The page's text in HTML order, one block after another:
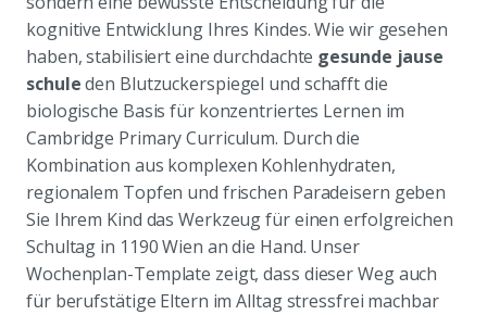
kognitive Entwicklung Ihres Kindes. Wie wir gesehen
haben, stabilisiert eine durchdachte gesunde jause
schuleden Blutzuckerspiegel und schafft die
biologische Basis für konzentriertes Lernen im
Cambridge Primary Curriculum. Durch die
Kombination aus komplexen Kohlenhydraten,
regionalem Topfen und frischen Paradeisern geben
Sie Ihrem Kind das Werkzeug für einen erfolgreichen
Schultag in 1190 Wien an die Hand. Unser
Wochenplan-Template zeigt, dass dieser Weg auch
für berufstätige Eltern im Alltag stressfrei machbar